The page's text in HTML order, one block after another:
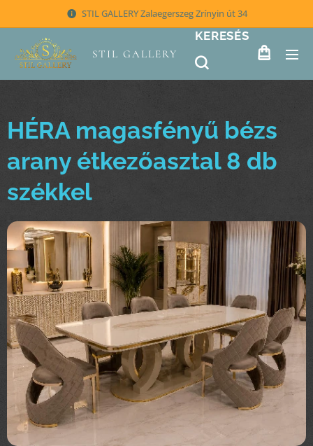
STIL GALLERY Zalaegerszeg Zrínyin út 34
STIL GALLERY
KERESÉS
HÉRA magasfényű bézs
arany étkezőasztal 8 db
székkel